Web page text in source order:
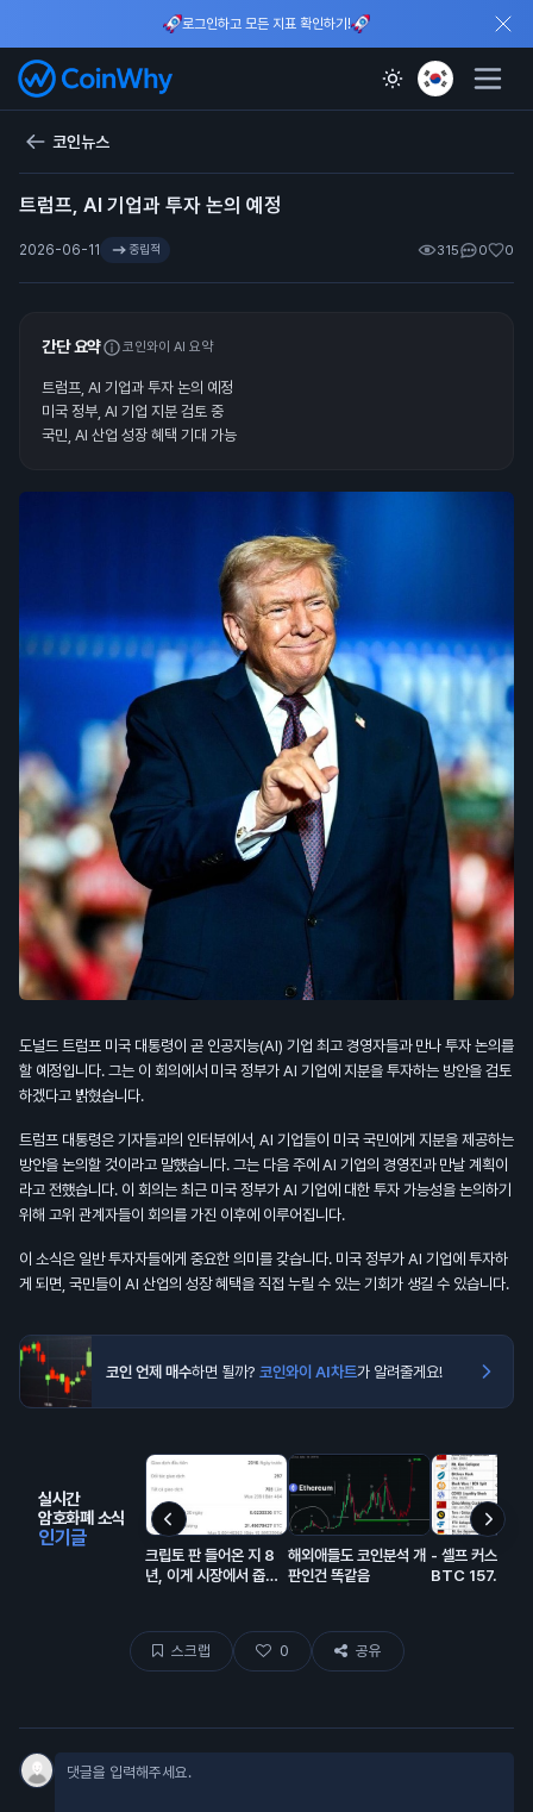
로그인하고 모든 지표 확인하기!
코인뉴스
트럼프, AI 기업과 투자 논의 예정
2026-06-11 중립적 315 0 0
간단 요약 코인와이 AI 요약
트럼프, AI 기업과 투자 논의 예정
미국 정부, AI 기업 지분 검토 중
국민, AI 산업 성장 혜택 기대 가능
도널드 트럼프 미국 대통령이 곧 인공지능(AI) 기업 최고 경영자들과 만나 투자 논의를
할 예정입니다. 그는 이 회의에서 미국 정부가 AI 기업에 지분을 투자하는 방안을 검토
하겠다고 밝혔습니다.
트럼프 대통령은 기자들과의 인터뷰에서, AI 기업들이 미국 국민에게 지분을 제공하는
방안을 논의할 것이라고 말했습니다. 그는 다음 주에 AI 기업의 경영진과 만날 계획이
라고 전했습니다. 이 회의는 최근 미국 정부가 AI 기업에 대한 투자 가능성을 논의하기
위해 고위 관계자들이 회의를 가진 이후에 이루어집니다.
이 소식은 일반 투자자들에게 중요한 의미를 갖습니다. 미국 정부가 AI 기업에 투자하
게 되면, 국민들이 AI 산업의 성장 혜택을 직접 누릴 수 있는 기회가 생길 수 있습니다.
코인 언제 매수하면 될까? 코인와이 AI차트가 알려줄게요!
실시간
암호화폐 소식
인기글
크립토 판 들어온 지 8
년, 이게 시장에서 줍줍
해외애들도 코인분석 개
판인건 똑같음
- 셀프 커스터디
BTC 157.1만 개
스크랩 0 공유